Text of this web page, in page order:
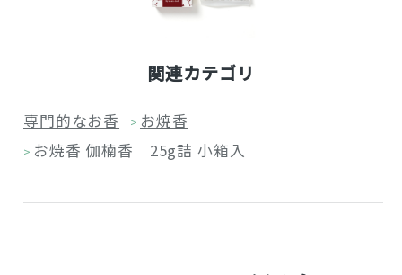
関連カテゴリ
専門的なお香 > お焼香
> お焼香 伽楠香 25g詰 小箱入